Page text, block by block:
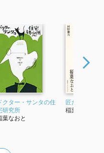
クター・サンタの住
研究所
葉なおと
匠たちの名旅館
稲葉なおと